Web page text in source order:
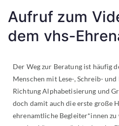
Aufruf zum
dem vhs-
Der Weg zur Beratung ist häufig
Menschen mit Lese-, Schreib-
Richtung Alphabetisierung und
doch damit auch die erste große
ehrenamtliche Begleiter*innen